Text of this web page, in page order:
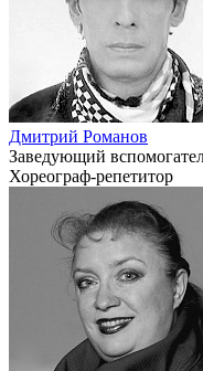
Дмитрий Романов
Заведующий
Хореограф-репетитор